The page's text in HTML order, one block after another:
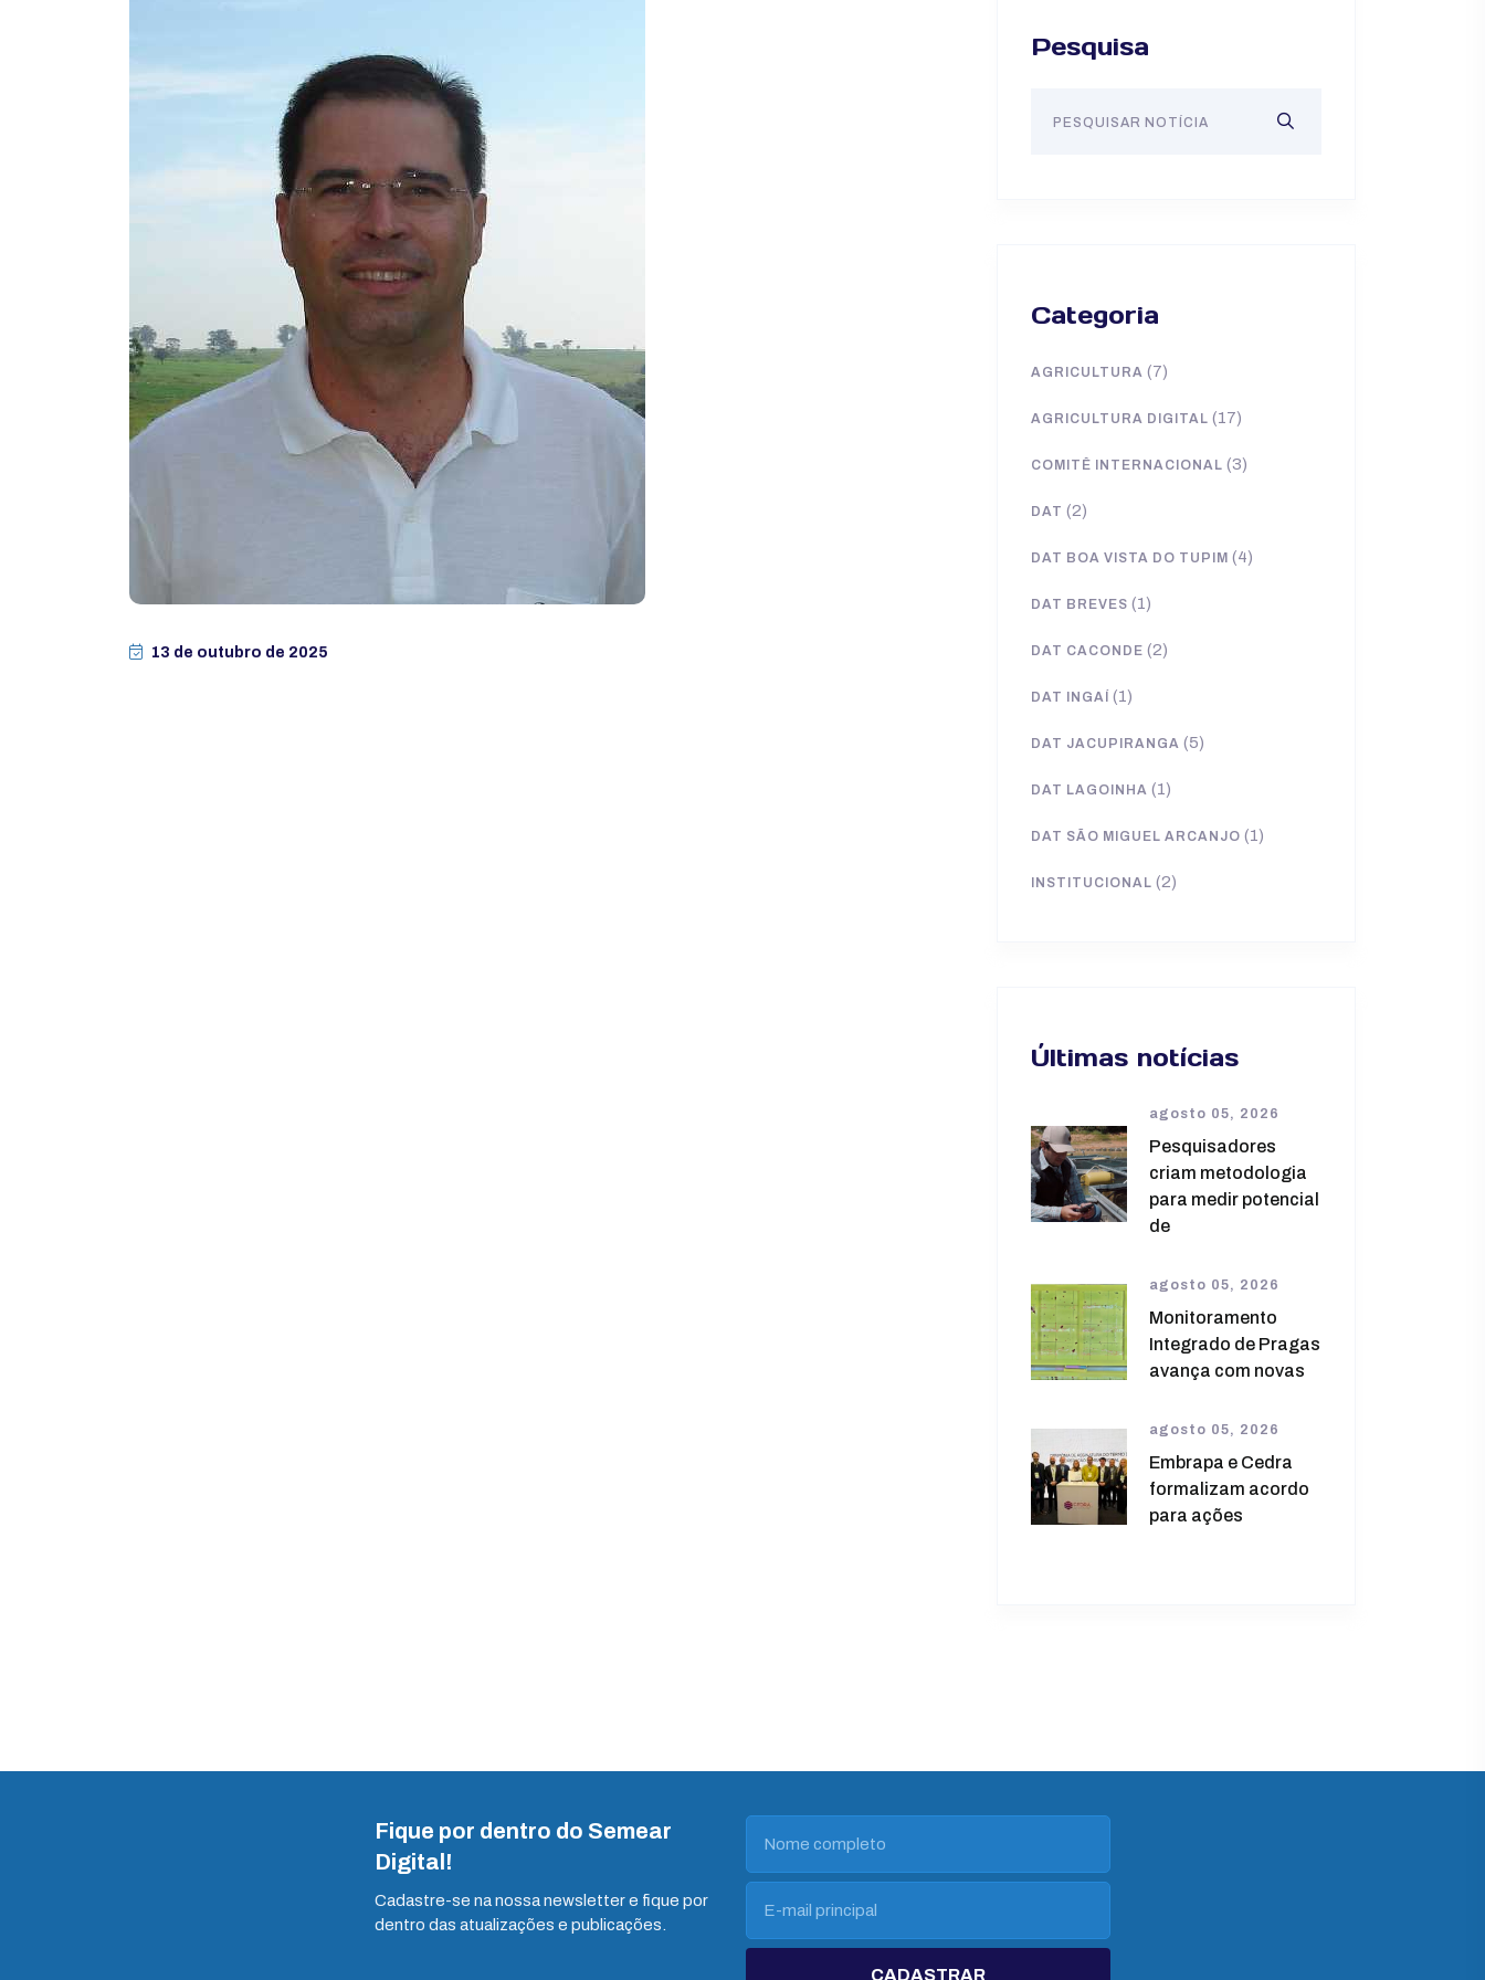
13 de outubro de 2025
Pesquisa
Categoria
AGRICULTURA (7)
AGRICULTURA DIGITAL (17)
COMITÊ INTERNACIONAL (3)
DAT (2)
DAT BOA VISTA DO TUPIM (4)
DAT BREVES (1)
DAT CACONDE (2)
DAT INGAÍ (1)
DAT JACUPIRANGA (5)
DAT LAGOINHA (1)
DAT SÃO MIGUEL ARCANJO (1)
INSTITUCIONAL (2)
Últimas notícias
agosto 05, 2026
Pesquisadores
criam metodologia
para medir potencial
de
agosto 05, 2026
Monitoramento
Integrado de Pragas
avança com novas
agosto 05, 2026
Embrapa e Cedra
formalizam acordo
para ações
Fique por dentro do Semear
Digital!
Cadastre-se na nossa newsletter e fique por
dentro das atualizações e publicações.
CADASTRAR